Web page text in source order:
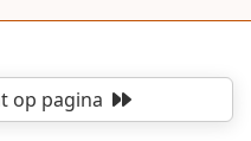
op pagina